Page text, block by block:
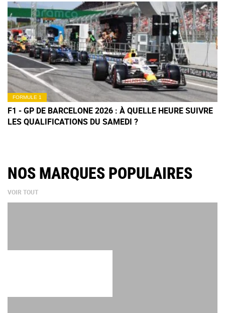
FORMULE 1
F1 - GP DE BARCELONE 2026 : À QUELLE HEURE SUIVRE
LES QUALIFICATIONS DU SAMEDI ?
NOS MARQUES POPULAIRES
VOIR TOUT